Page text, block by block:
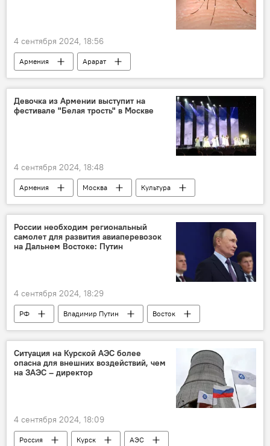
4 сентября 2024, 18:56
Армения
Арарат
лихорадка Западного Нила
меры
Девочка из Армении выступит на
фестивале "Белая трость" в Москве
4 сентября 2024, 18:48
Армения Москва
Культура
фестиваль
России необходим региональный
самолет для развития авиаперевозок
на Дальнем Востоке: Путин
4 сентября 2024, 18:29
РФ Владимир Путин
Восток
самолет
логистика форум
Ситуация на Курской АЭС более
опасна для внешних воздействий, чем
на ЗАЭС – директор
4 сентября 2024, 18:09
Россия Курск
АЭС